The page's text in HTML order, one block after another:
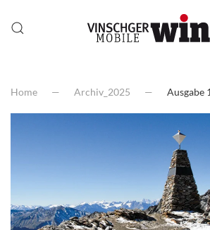
Home Archiv_2025 Ausgabe